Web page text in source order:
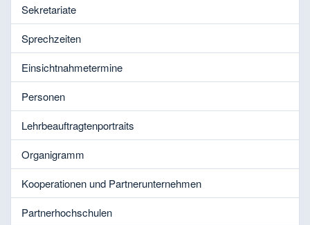
Sekretariate
Sprechzeiten
Einsichtnahmetermine
Personen
Lehrbeauftragtenportraits
Organigramm
Kooperationen und Partnerunternehmen
Partnerhochschulen